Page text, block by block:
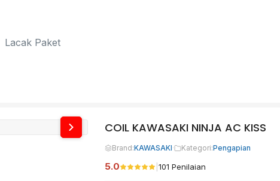
Lacak Paket
COIL KAWASAKI NINJA AC KISS
Brand:KAWASAKI· Kategori:Pengapian
5.0 101 Penilaian